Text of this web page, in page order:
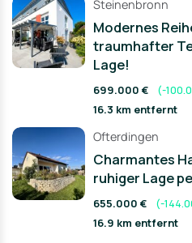
Steinenbronn
Modernes
traumhafter
Lage!
699.000 € (-
16.3 km entfernt
Ofterdingen
Charmantes
ruhiger Lage
655.000 € (-
16.9 km entfernt